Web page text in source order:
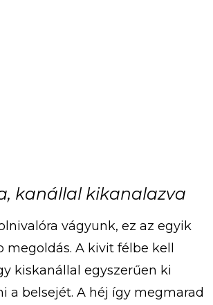
kanállal kikanalazva
vágyunk, ez az egyik
megoldás. A kivit félbe kell
kiskanállal egyszerűen ki
a belsejét. A héj így megmarad